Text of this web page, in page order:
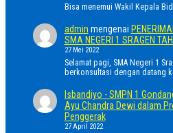
Bisa menemui Wakil Kepala
admin mengenai
SMA NEGERI 1 SRAGEN
27 Mei 2022
Selamat pagi, SMA Negeri 1
berkonsultasi dengan datang
Isbandiyo - SMPN 1
Ayu Chandra Dewi dalam
Penggerak
27 April 2022